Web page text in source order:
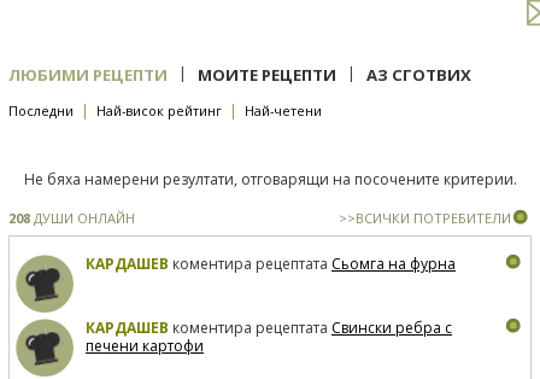
ЛЮБИМИ РЕЦЕПТИ | МОИТЕ РЕЦЕПТИ | АЗ СГОТВИХ
Последни | Най-висок рейтинг | Най-четени
Не бяха намерени резултати, отговарящи на посочените критерии.
208 ДУШИ ОНЛАЙН >>ВСИЧКИ ПОТРЕБИТЕЛИ
КАРДАШЕВ коментира рецептата Сьомга на фурна
КАРДАШЕВ коментира рецептата Свински ребра с
печени картофи